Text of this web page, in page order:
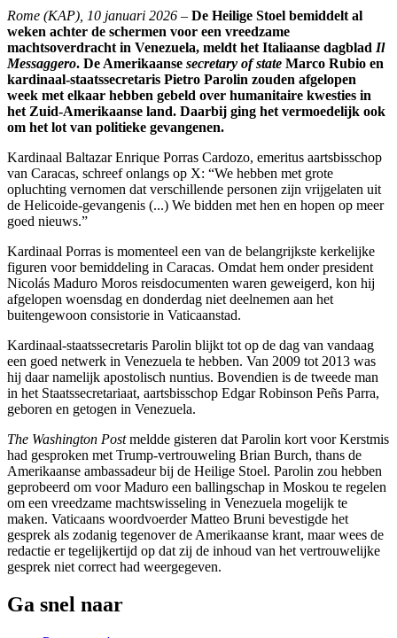
Rome (KAP), 10 januari 2026 – De Heilige Stoel bemiddelt al
weken achter de schermen voor een vreedzame
machtsoverdracht in Venezuela, meldt het Italiaanse dagblad Il
Messaggero. De Amerikaanse secretary of state Marco Rubio en
kardinaal-staatssecretaris Pietro Parolin zouden afgelopen
week met elkaar hebben gebeld over humanitaire kwesties in
het Zuid-Amerikaanse land. Daarbij ging het vermoedelijk ook
om het lot van politieke gevangenen.
Kardinaal Baltazar Enrique Porras Cardozo, emeritus aartsbisschop
van Caracas, schreef onlangs op X: “We hebben met grote
opluchting vernomen dat verschillende personen zijn vrijgelaten uit
de Helicoide-gevangenis (...) We bidden met hen en hopen op meer
goed nieuws.”
Kardinaal Porras is momenteel een van de belangrijkste kerkelijke
figuren voor bemiddeling in Caracas. Omdat hem onder president
Nicolás Maduro Moros reisdocumenten waren geweigerd, kon hij
afgelopen woensdag en donderdag niet deelnemen aan het
buitengewoon consistorie in Vaticaanstad.
Kardinaal-staatssecretaris Parolin blijkt tot op de dag van vandaag
een goed netwerk in Venezuela te hebben. Van 2009 tot 2013 was
hij daar namelijk apostolisch nuntius. Bovendien is de tweede man
in het Staatssecretariaat, aartsbisschop Edgar Robinson Peñs Parra,
geboren en getogen in Venezuela.
The Washington Postmeldde gisteren dat Parolin kort voor Kerstmis
had gesproken met Trump-vertrouweling Brian Burch, thans de
Amerikaanse ambassadeur bij de Heilige Stoel. Parolin zou hebben
geprobeerd om voor Maduro een ballingschap in Moskou te regelen
om een vreedzame machtswisseling in Venezuela mogelijk te
maken. Vaticaans woordvoerder Matteo Bruni bevestigde het
gesprek als zodanig tegenover de Amerikaanse krant, maar wees de
redactie er tegelijkertijd op dat zij de inhoud van het vertrouwelijke
gesprek niet correct had weergegeven.
Ga snel naar